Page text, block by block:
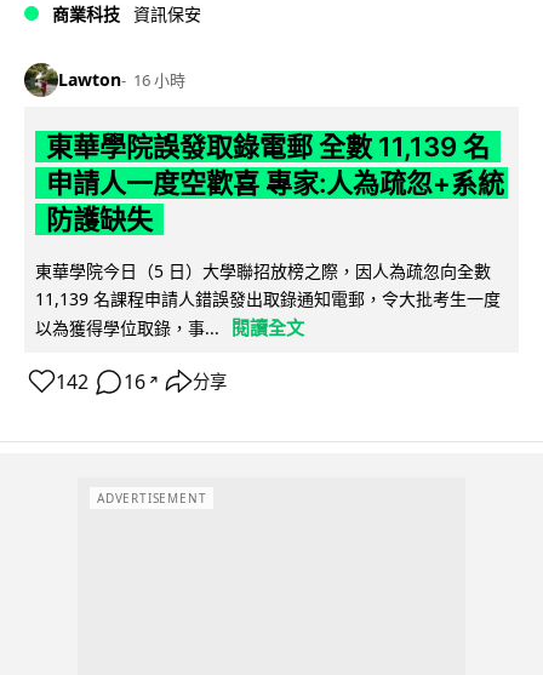
商業科技 資訊保安
Lawton 16 小時
東華學院誤發取錄電郵 全數 11,139 名
申請人一度空歡喜 專家:人為疏忽+系統
防護缺失
東華學院今日（5 日）大學聯招放榜之際，因人為疏忽向全數
11,139 名課程申請人錯誤發出取錄通知電郵，令大批考生一度
以為獲得學位取錄，事...
閱讀全文
142 16 ↗ 分享
ADVERTISEMENT